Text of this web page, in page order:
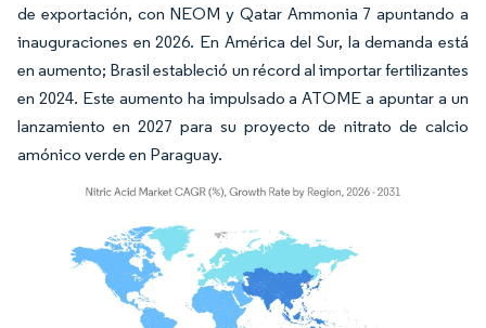
de exportación, con NEOM y Qatar Ammonia 7 apuntando a
inauguraciones en 2026. En América del Sur, la demanda está
en aumento; Brasil estableció un récord al importar fertilizantes
en 2024. Este aumento ha impulsado a ATOME a apuntar a un
lanzamiento en 2027 para su proyecto de nitrato de calcio
amónico verde en Paraguay.